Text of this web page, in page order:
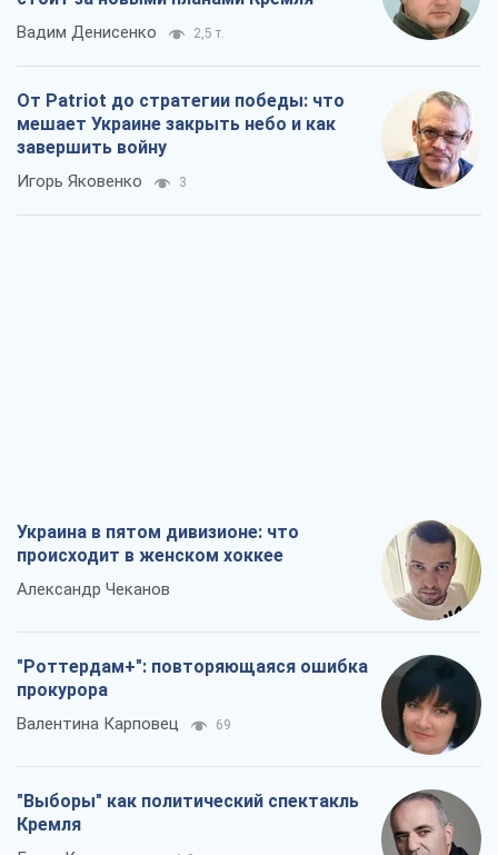
Вадим Денисенко 2,5 т.
От Patriot до стратегии победы: что
мешает Украине закрыть небо и как
завершить войну
Игорь Яковенко 3
Украина в пятом дивизионе: что
происходит в женском хоккее
Александр Чеканов
"Роттердам+": повторяющаяся ошибка
прокурора
Валентина Карповец 69
"Выборы" как политический спектакль
Кремля